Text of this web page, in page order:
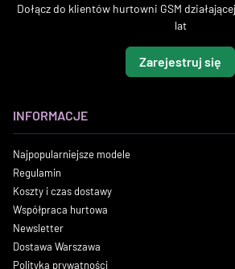
Dołącz do klientów hurtowni GSM
lat
Zarejestruj się
INFORMACJE
Najpopularniejsze modele
Regulamin
Koszty i czas dostawy
Współpraca hurtowa
Newsletter
Dostawa Warszawa
Polityka prywatności